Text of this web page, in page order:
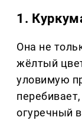
1.
Она не
жёлтый
уловимую
огуречный